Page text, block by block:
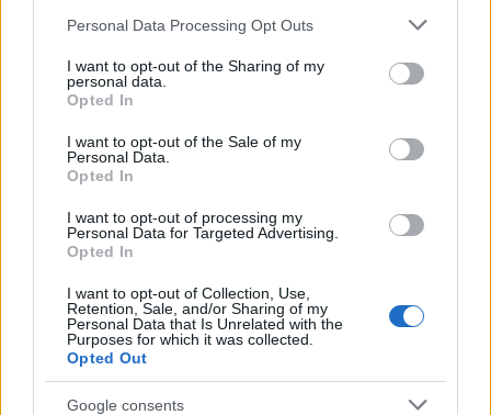
Please note that this website/app uses one or more Google
not limited to your visit or usage behaviour. You may click to
grant or deny consent to Google and its third-party tags to
use your data for below specified purposes in below Google
consent section.
Personal Data Processing Opt Outs
I want to opt-out of the Sharing of my
personal data.
Opted In
I want to opt-out of the Sale of my
Personal Data.
Opted In
I want to opt-out of processing my
Personal Data for Targeted Advertising.
Opted In
I want to opt-out of Collection, Use,
Retention, Sale, and/or Sharing of my
Personal Data that Is Unrelated with the
Purposes for which it was collected.
Opted Out
Google consents
Σεισμός στην ‘Ηπειρο: 74 σπίτια κρίνονται
ακατάλληλα – Σε εξέλιξη οι αυτοψίες στις πληγείσες
περιοχές
Μετά τον σεισμό των 5,5 Ρίχτερ ο οποίος ταρακούνησε την
Ήπειρο στις 8 Μαρτίου, έχουν πραγματοποιηθεί συνολικά 350
έλεγχοι σε…